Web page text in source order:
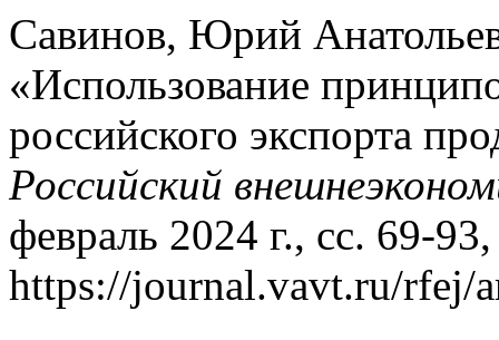
Савинов, Юрий
«Использование
российского экспорта
Российский
февраль 2024 г., сс. 69-93,
https://journal.vavt.ru/rfej/